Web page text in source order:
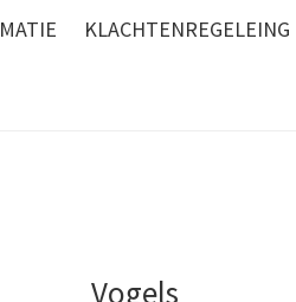
KLACHTENREGELEING
Vogels